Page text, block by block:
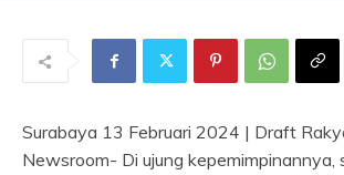
Surabaya 13 Februari 2024 | Draft
Newsroom- Di ujung kepemimpinannya,